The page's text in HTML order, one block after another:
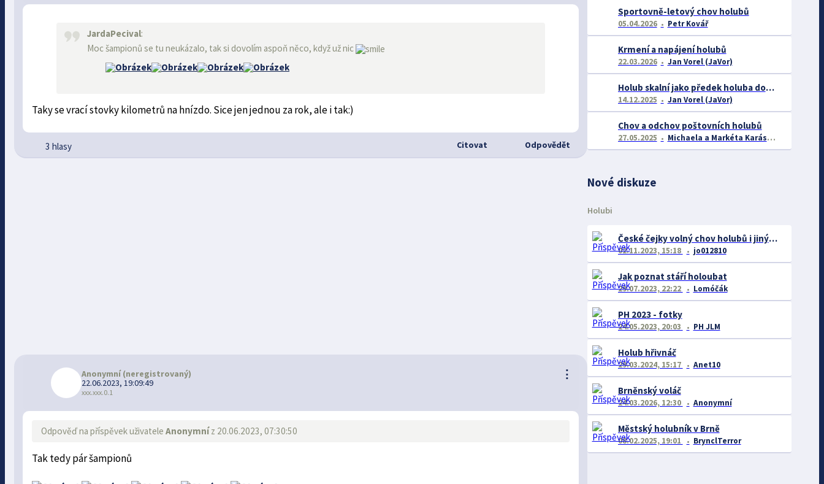
JardaPecival:
Moc šampionů se tu neukázalo, tak si dovolím aspoň něco, když už nic
Taky se vrací stovky kilometrů na hnízdo. Sice jen jednou za rok, ale i tak:)
3 hlasy Citovat Odpovědět
⋮
Anonymní(neregistrovaný)
22.06.2023, 19:09:49
xxx.xxx.0.1
Odpověď na příspěvek uživateleAnonymníz 20.06.2023, 07:30:50
Tak tedy pár šampionů
Sportovně-letový chov holubů
05.04.2026 Petr Kovář
Krmení a napájení holubů
22.03.2026 Jan Vorel (JaVor)
Holub skalní jako předek holuba domácího
14.12.2025 Jan Vorel (JaVor)
Chov a odchov poštovních holubů
27.05.2025 Michaela a Markéta Karáskovy
Nové diskuze
Holubi
České čejky volný chov holubů i jiných plemen
02.11.2023, 15:18 jo012810
Jak poznat stáří holoubat
29.07.2023, 22:22 Lomóčák
PH 2023 - fotky
24.05.2023, 20:03 PH JLM
Holub hřivnáč
29.03.2024, 15:17 Anet10
Brněnský voláč
24.03.2026, 12:30 Anonymní
Městský holubník v Brně
08.02.2025, 19:01 BrynclTerror